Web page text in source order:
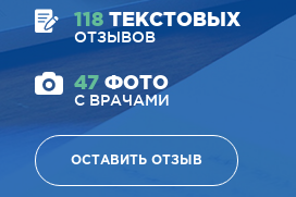
118 ТЕКСТОВЫХ
ОТЗЫВОВ
47 ФОТО
С ВРАЧАМИ
ОСТАВИТЬ ОТЗЫВ